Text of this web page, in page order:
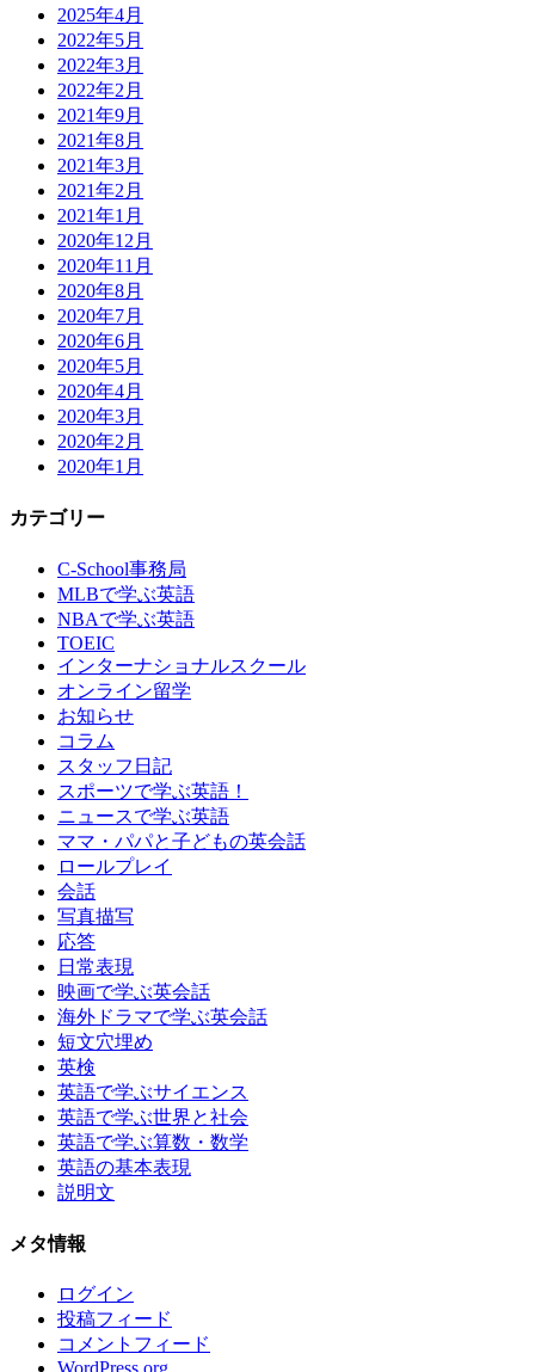
2025年4月
2022年5月
2022年3月
2022年2月
2021年9月
2021年8月
2021年3月
2021年2月
2021年1月
2020年12月
2020年11月
2020年8月
2020年7月
2020年6月
2020年5月
2020年4月
2020年3月
2020年2月
2020年1月
カテゴリー
C-School事務局
MLBで学ぶ英語
NBAで学ぶ英語
TOEIC
インターナショナルスクール
オンライン留学
お知らせ
コラム
スタッフ日記
スポーツで学ぶ英語！
ニュースで学ぶ英語
ママ・パパと子どもの英会話
ロールプレイ
会話
写真描写
応答
日常表現
映画で学ぶ英会話
海外ドラマで学ぶ英会話
短文穴埋め
英検
英語で学ぶサイエンス
英語で学ぶ世界と社会
英語で学ぶ算数・数学
英語の基本表現
説明文
メタ情報
ログイン
投稿フィード
コメントフィード